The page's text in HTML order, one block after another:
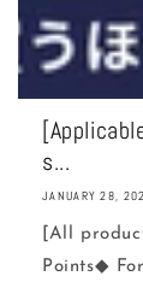
s...
JANUARY 28,
[All
Points◆